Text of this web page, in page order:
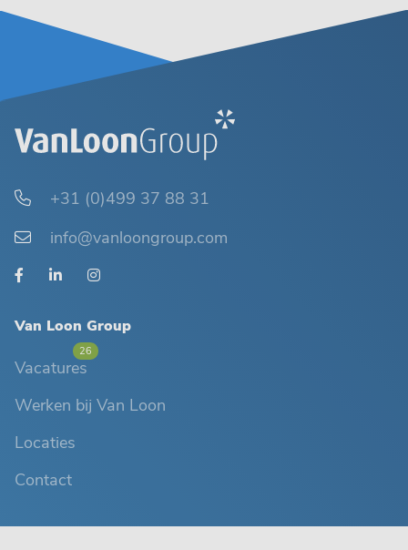
+31 (0)499 37 88 31
info@vanloongroup.com
Van Loon Group
Vacatures
26
Werken bij Van Loon
Locaties
Contact